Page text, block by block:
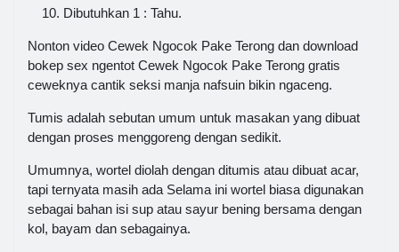
Dibutuhkan 1 : Tahu.
Nonton video Cewek Ngocok Pake Terong dan download
bokep sex ngentot Cewek Ngocok Pake Terong gratis
ceweknya cantik seksi manja nafsuin bikin ngaceng.
Tumis adalah sebutan umum untuk masakan yang dibuat
dengan proses menggoreng dengan sedikit.
Umumnya, wortel diolah dengan ditumis atau dibuat acar,
tapi ternyata masih ada Selama ini wortel biasa digunakan
sebagai bahan isi sup atau sayur bening bersama dengan
kol, bayam dan sebagainya.